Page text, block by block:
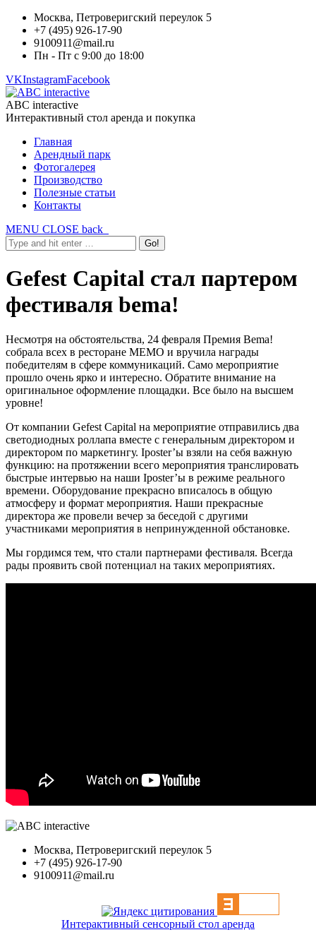
Москва, Петроверигский переулок 5
+7 (495) 926-17-90
9100911@mail.ru
Пн - Пт с 9:00 до 18:00
VKInstagramFacebook
ABC interactive
Интерактивный стол аренда и покупка
Главная
Арендный парк
Фотогалерея
Производство
Полезные статьи
Контакты
MENU CLOSE back
Gefest Capital стал партером
фестиваля bema!
Несмотря на обстоятельства, 24 февраля Премия Bema!
собрала всех в ресторане МЕМО и вручила награды
победителям в сфере коммуникаций. Само мероприятие
прошло очень ярко и интересно. Обратите внимание на
оригинальное оформление площадки. Все было на высшем
уровне!
От компании Gefest Capital на мероприятие отправились два
светодиодных роллапа вместе с генеральным директором и
директором по маркетингу. Iposter’ы взяли на себя важную
функцию: на протяжении всего мероприятия транслировать
быстрые интервью на наши Iposter’ы в режиме реального
времени. Оборудование прекрасно вписалось в общую
атмосферу и формат мероприятия. Наши прекрасные
директора же провели вечер за беседой с другими
участниками мероприятия в непринужденной обстановке.
Мы гордимся тем, что стали партнерами фестиваля. Всегда
рады проявить свой потенциал на таких мероприятиях.
Москва, Петроверигский переулок 5
+7 (495) 926-17-90
9100911@mail.ru
Интерактивный сенсорный стол аренда